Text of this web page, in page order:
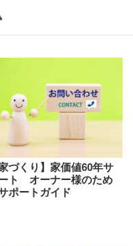
家づくり】家価値60年サ
ト オーナー様のため
ポートガイド